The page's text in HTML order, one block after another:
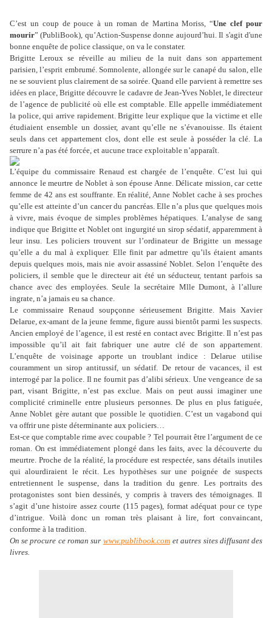
C’est un coup de pouce à un roman de Martina Moriss, “Une clef pour
mourir” (PubliBook), qu’Action-Suspense donne aujourd’hui. Il s'agit d'une
bonne enquête de police classique, on va le constater.
Brigitte Leroux se réveille au milieu de la nuit dans son appartement
parisien, l’esprit embrumé. Somnolente, allongée sur le canapé du salon, elle
ne se souvient plus clairement de sa soirée. Quand elle parvient à remettre ses
idées en place, Brigitte découvre le cadavre de Jean-Yves Noblet, le directeur
de l’agence de publicité où elle est comptable. Elle appelle immédiatement
la police, qui arrive rapidement. Brigitte leur explique que la victime et elle
étudiaient ensemble un dossier, avant qu’elle ne s’évanouisse. Ils étaient
seuls dans cet appartement clos, dont elle est seule à posséder la clé. La
serrure n’a pas été forcée, et aucune trace exploitable n’apparaît.
L’équipe du commissaire Renaud est chargée de l’enquête. C’est lui qui
annonce le meurtre de Noblet à son épouse Anne. Délicate mission, car cette
femme de 42 ans est souffrante. En réalité, Anne Noblet cache à ses proches
qu’elle est atteinte d’un cancer du pancréas. Elle n’a plus que quelques mois
à vivre, mais évoque de simples problèmes hépatiques. L’analyse de sang
indique que Brigitte et Noblet ont ingurgité un sirop sédatif, apparemment à
leur insu. Les policiers trouvent sur l’ordinateur de Brigitte un message
qu’elle a du mal à expliquer. Elle finit par admettre qu’ils étaient amants
depuis quelques mois, mais nie avoir assassiné Noblet. Selon l’enquête des
policiers, il semble que le directeur ait été un séducteur, tentant parfois sa
chance avec des employées. Seule la secrétaire Mlle Dumont, à l’allure
ingrate, n’a jamais eu sa chance.
Le commissaire Renaud soupçonne sérieusement Brigitte. Mais Xavier
Delarue, ex-amant de la jeune femme, figure aussi bientôt parmi les suspects.
Ancien employé de l’agence, il est resté en contact avec Brigitte. Il n’est pas
impossible qu’il ait fait fabriquer une autre clé de son appartement.
L’enquête de voisinage apporte un troublant indice : Delarue utilise
couramment un sirop antitussif, un sédatif. De retour de vacances, il est
interrogé par la police. Il ne fournit pas d’alibi sérieux. Une vengeance de sa
part, visant Brigitte, n’est pas exclue. Mais on peut aussi imaginer une
complicité criminelle entre plusieurs personnes. De plus en plus fatiguée,
Anne Noblet gère autant que possible le quotidien. C’est un vagabond qui
va offrir une piste déterminante aux policiers…
Est-ce que comptable rime avec coupable ? Tel pourrait être l’argument de ce
roman. On est immédiatement plongé dans les faits, avec la découverte du
meurtre. Proche de la réalité, la procédure est respectée, sans détails inutiles
qui alourdiraient le récit. Les hypothèses sur une poignée de suspects
entretiennent le suspense, dans la tradition du genre. Les portraits des
protagonistes sont bien dessinés, y compris à travers des témoignages. Il
s’agit d’une histoire assez courte (115 pages), format adéquat pour ce type
d’intrigue. Voilà donc un roman très plaisant à lire, fort convaincant,
conforme à la tradition.
On se procure ce roman sur www.publibook.com et autres sites diffusant des
livres.